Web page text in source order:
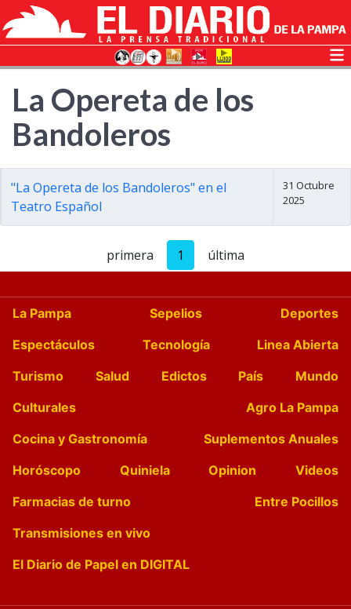
La Opereta de los
Bandoleros
"La Opereta de los Bandoleros" en el
Teatro Español
31 Octubre
2025
primera 1 última
La Pampa Sepelios
Deportes
Espectáculos
Tecnología
Linea Abierta
Turismo
Salud Edictos País
Mundo
Culturales
Agro La Pampa
Cocina y Gastronomía
Suplementos Anuales
Horóscopo
Quiniela Opinion
Videos
Farmacias de turno
Entre Pocillos
Transmisiones en vivo
El Diario de Papel en DIGITAL